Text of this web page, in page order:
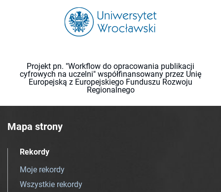
Projekt pn. "Workflow do opracowania publikacji
cyfrowych na uczelni" współfinansowany przez Unię
Europejską z Europejskiego Funduszu Rozwoju
Regionalnego
Mapa strony
Rekordy
Moje rekordy
Wszystkie rekordy